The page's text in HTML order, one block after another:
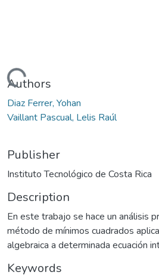
Loading...
Authors
Diaz Ferrer, Yohan
Vaillant Pascual, Lelis Raúl
Publisher
Instituto Tecnológico de Costa Rica
Description
En este trabajo se hace un análisis
método de mínimos cuadrados
algebraica a determinada ecuación
Keywords